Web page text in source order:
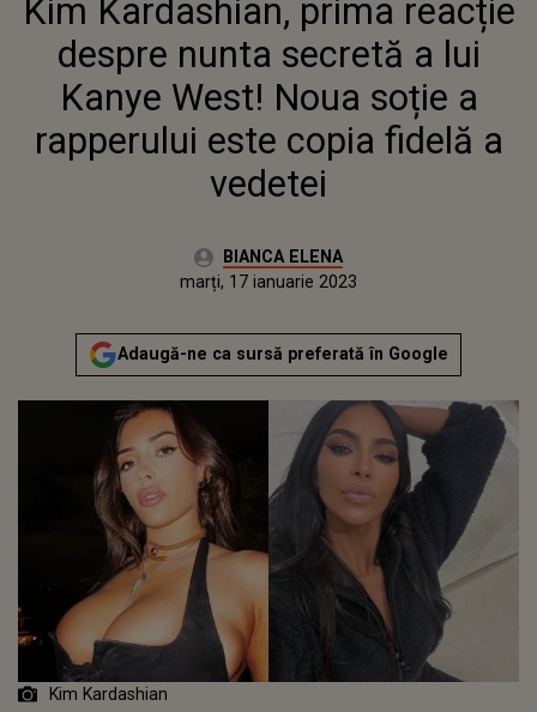
SECRETĂ A LUI KANYE WEST!
NOUA SOȚIE A RAPPERULUI
ESTE COPIA FIDELĂ A VEDETEI
Kim Kardashian, prima reacție
despre nunta secretă a lui
Kanye West! Noua soție a
rapperului este copia fidelă a
vedetei
Autor:BIANCA ELENA
Publicat:
marți, 17 ianuarie 2023
Adaugă-ne ca sursă preferată în Google
Kim Kardashian